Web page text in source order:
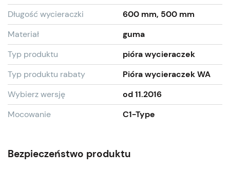
Długość wycieraczki
600 mm, 500 mm
Materiał
guma
Typ produktu
pióra wycieraczek
Typ produktu rabaty
Pióra wycieraczek WA
Wybierz wersję
od 11.2016
Mocowanie
C1-Type
Bezpieczeństwo produktu